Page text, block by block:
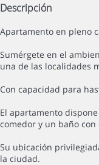
Descripción
Apartamento en pleno
Sumérgete en el
una de las localidades
Con capacidad para
El apartamento
comedor y un baño
Su ubicación
la ciudad.